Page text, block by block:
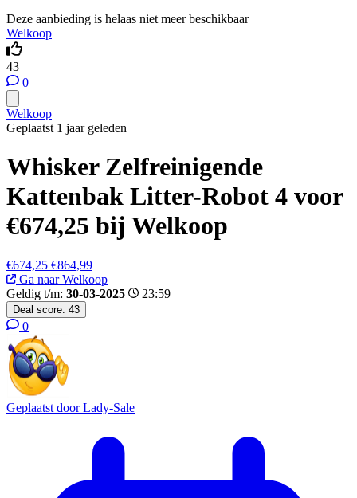
Deze aanbieding is helaas niet meer beschikbaar
Welkoop
43
0
Welkoop
Geplaatst 1 jaar geleden
Whisker Zelfreinigende
Kattenbak Litter-Robot 4 voor
€674,25 bij Welkoop
€674,25 €864,99
Ga naar Welkoop
Geldig t/m: 30-03-2025 23:59
Deal score: 43
0
Geplaatst doorLady-Sale